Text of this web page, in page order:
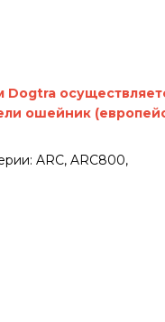
ошейник
ARC, ARC800,